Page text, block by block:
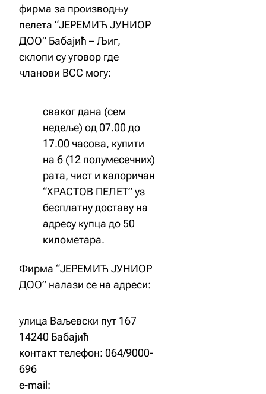
фирма за производњу
пелета “ЈЕРЕМИЋ ЈУНИОР
ДОО” Бабајић – Љиг,
склопи су уговор где
чланови ВСС могу:
сваког дана (сем
недеље) од 07.00 до
17.00 часова, купити
на 6 (12 полумесечних)
рата, чист и калоричан
“ХРАСТОВ ПЕЛЕТ” уз
бесплатну доставу на
адресу купца до 50
километара.
Фирма “ЈЕРЕМИЋ ЈУНИОР
ДОО” налази се на адреси:
улица Ваљевски пут 167
14240 Бабајић
контакт телефон: 064/9000-
696
е-mail: